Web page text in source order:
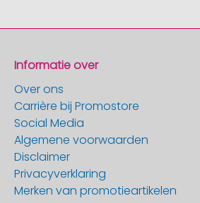
Informatie over
Over ons
Carrière bij Promostore
Social Media
Algemene voorwaarden
Disclaimer
Privacyverklaring
Merken van promotieartikelen